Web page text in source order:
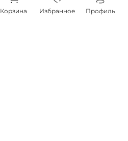
Корзина Избранное Профиль